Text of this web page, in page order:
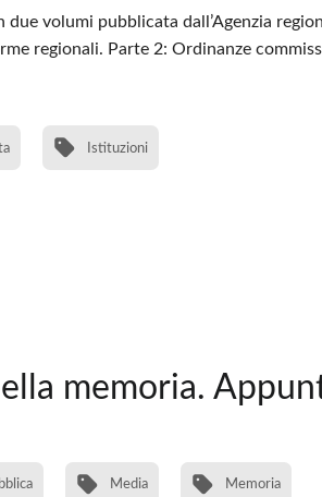
volumi pubblicata dall’Agenzia
regionali. Parte 2: Ordinanze
Istituzioni
memoria.
Media Memoria